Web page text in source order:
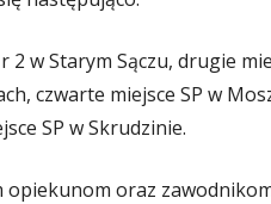
2 w Starym Sączu, drugie
czwarte miejsce SP w
SP w Skrudzinie.
oraz